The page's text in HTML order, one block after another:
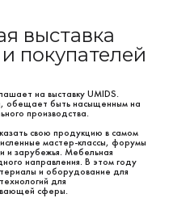
выставка
покупателей
на выставку UMIDS.
обещает быть насыщенным на
производства.
свою продукцию в самом
мастер-классы, форумы
и зарубежья. Мебельная
направления. В этом году
и оборудование для
для
сферы.